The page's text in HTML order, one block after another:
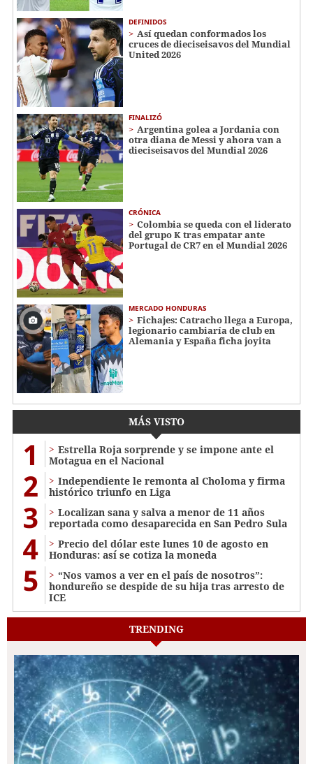
DEFINIDOS
Así quedan conformados los
cruces de dieciseisavos del Mundial
United 2026
FINALIZÓ
Argentina golea a Jordania con
otra diana de Messi y ahora van a
dieciseisavos del Mundial 2026
CRÓNICA
Colombia se queda con el liderato
del grupo K tras empatar ante
Portugal de CR7 en el Mundial 2026
MERCADO HONDURAS
Fichajes: Catracho llega a Europa,
legionario cambiaría de club en
Alemania y España ficha joyita
MÁS VISTO
1
Estrella Roja sorprende y se impone ante el
Motagua en el Nacional
2
Independiente le remonta al Choloma y firma
histórico triunfo en Liga
3
Localizan sana y salva a menor de 11 años
reportada como desaparecida en San Pedro Sula
4
Precio del dólar este lunes 10 de agosto en
Honduras: así se cotiza la moneda
5
“Nos vamos a ver en el país de nosotros”:
hondureño se despide de su hija tras arresto de
ICE
TRENDING